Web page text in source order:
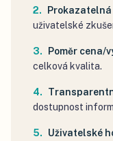
uživatelské
Poměr cena/
celková kvalita.
dostupnost
Uživatelské